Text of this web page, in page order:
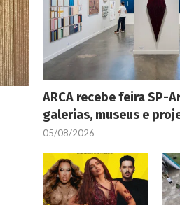
ARCA recebe feira SP-
galerias, museus e
05/08/2026